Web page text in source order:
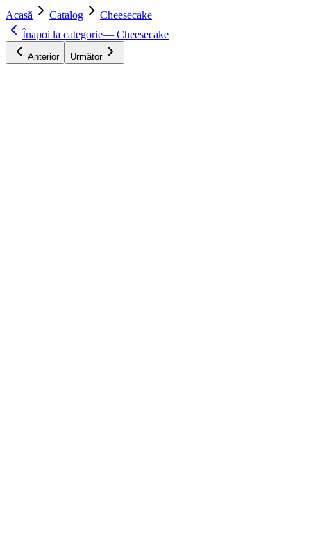
Acasă Catalog
Cheesecake
Înapoi la categorie— Cheesecake
Anterior Următor